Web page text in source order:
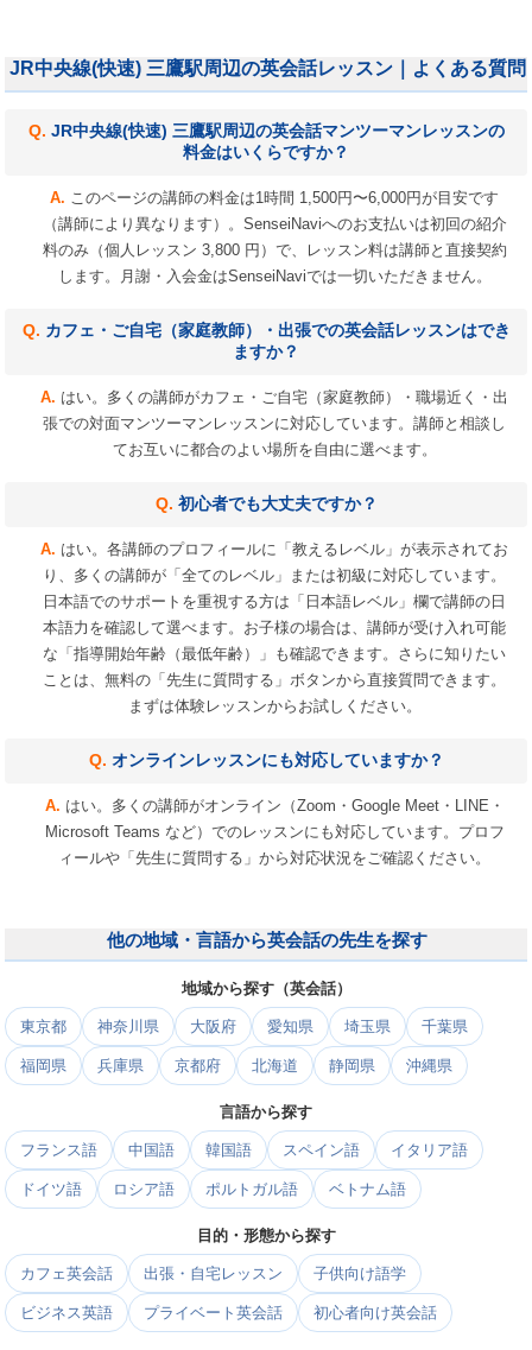
JR中央線(快速) 三鷹駅周辺の英会話レッスン｜よくある質問
JR中央線(快速) 三鷹駅周辺の英会話マンツーマンレッスンの
料金はいくらですか？
このページの講師の料金は1時間 1,500円〜6,000円が目安です
（講師により異なります）。SenseiNaviへのお支払いは初回の紹介
料のみ（個人レッスン 3,800 円）で、レッスン料は講師と直接契約
します。月謝・入会金はSenseiNaviでは一切いただきません。
カフェ・ご自宅（家庭教師）・出張での英会話レッスンはでき
ますか？
はい。多くの講師がカフェ・ご自宅（家庭教師）・職場近く・出
張での対面マンツーマンレッスンに対応しています。講師と相談し
てお互いに都合のよい場所を自由に選べます。
初心者でも大丈夫ですか？
はい。各講師のプロフィールに「教えるレベル」が表示されてお
り、多くの講師が「全てのレベル」または初級に対応しています。
日本語でのサポートを重視する方は「日本語レベル」欄で講師の日
本語力を確認して選べます。お子様の場合は、講師が受け入れ可能
な「指導開始年齢（最低年齢）」も確認できます。さらに知りたい
ことは、無料の「先生に質問する」ボタンから直接質問できます。
まずは体験レッスンからお試しください。
オンラインレッスンにも対応していますか？
はい。多くの講師がオンライン（Zoom・Google Meet・LINE・
Microsoft Teams など）でのレッスンにも対応しています。プロフ
ィールや「先生に質問する」から対応状況をご確認ください。
他の地域・言語から英会話の先生を探す
地域から探す（英会話）
東京都 神奈川県 大阪府 愛知県 埼玉県 千葉県
福岡県 兵庫県 京都府 北海道 静岡県 沖縄県
言語から探す
フランス語 中国語 韓国語 スペイン語 イタリア語
ドイツ語 ロシア語 ポルトガル語 ベトナム語
目的・形態から探す
カフェ英会話 出張・自宅レッスン 子供向け語学
ビジネス英語 プライベート英会話 初心者向け英会話